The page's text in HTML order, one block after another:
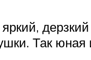
Так юная